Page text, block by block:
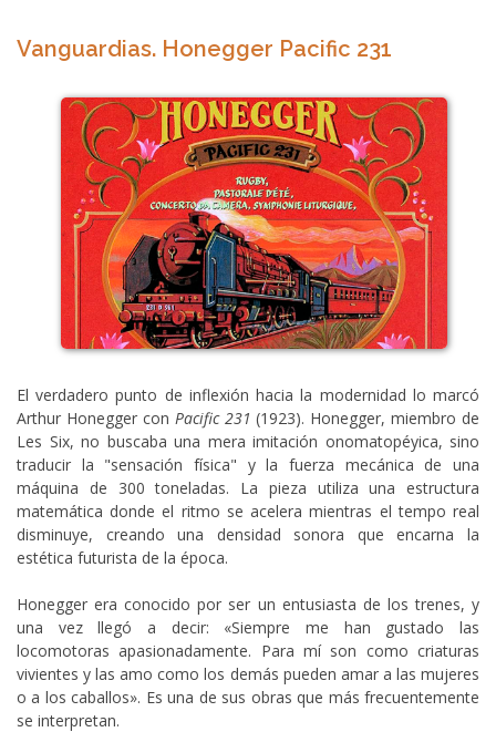
Vanguardias. Honegger Pacific 231
El verdadero punto de inflexión hacia la modernidad lo marcó
Arthur Honegger con Pacific 231 (1923). Honegger, miembro de
Les Six, no buscaba una mera imitación onomatopéyica, sino
traducir la "sensación física" y la fuerza mecánica de una
máquina de 300 toneladas. La pieza utiliza una estructura
matemática donde el ritmo se acelera mientras el tempo real
disminuye, creando una densidad sonora que encarna la
estética futurista de la época.
Honegger era conocido por ser un entusiasta de los trenes, y
una vez llegó a decir: «Siempre me han gustado las
locomotoras apasionadamente. Para mí son como criaturas
vivientes y las amo como los demás pueden amar a las mujeres
o a los caballos». Es una de sus obras que más frecuentemente
se interpretan.